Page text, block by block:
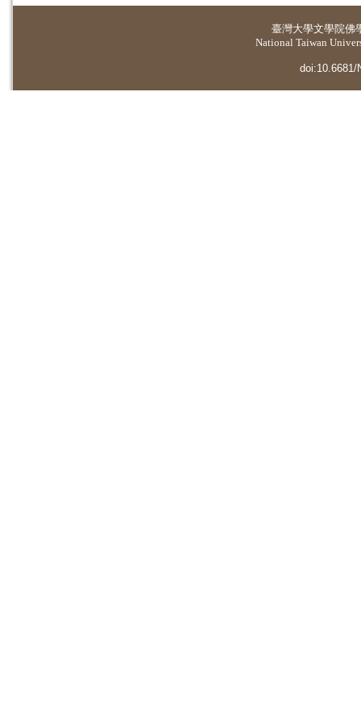
臺灣大學文學院佛
National Taiwan
doi:10.6681/